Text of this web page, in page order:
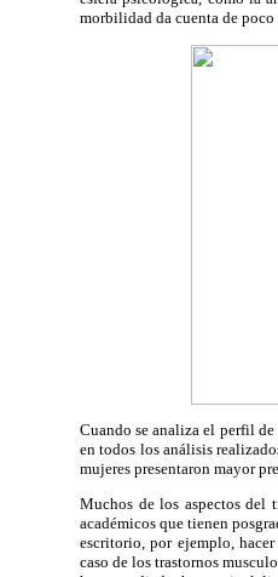
morbilidad da cuenta de poco
Cuando se analiza el perfil
en todos los análisis
mujeres presentaron mayor
Muchos de los aspectos del
académicos que tienen
escritorio, por ejemplo,
caso de los trastornos